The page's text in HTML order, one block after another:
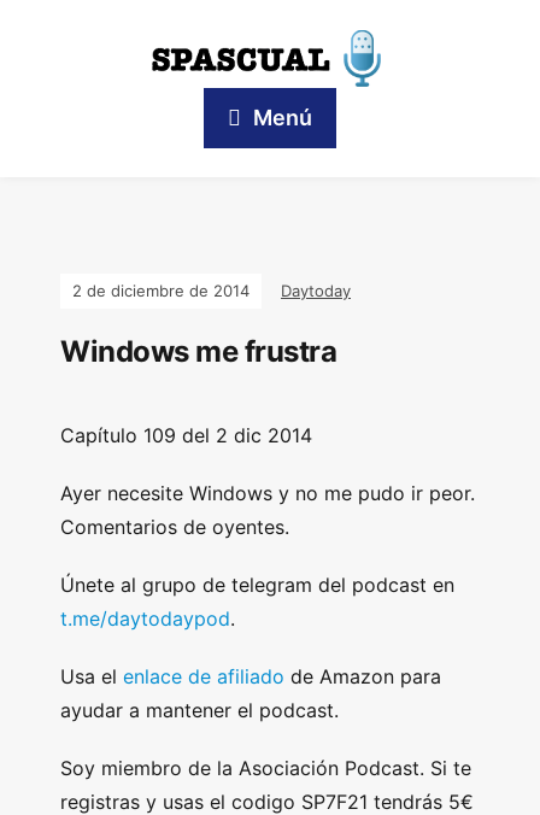
Menú
2 de diciembre de 2014 Daytoday
Windows me frustra
Capítulo 109 del 2 dic 2014
Ayer necesite Windows y no me pudo ir peor.
Comentarios de oyentes.
Únete al grupo de telegram del podcast en
t.me/daytodaypod.
Usa el enlace de afiliado de Amazon para
ayudar a mantener el podcast.
Soy miembro de la Asociación Podcast. Si te
registras y usas el codigo SP7F21 tendrás 5€